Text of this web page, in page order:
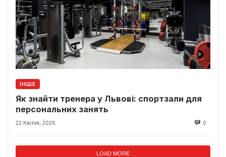
ІНШЕ
Як знайти тренера у Львові: спортзали для
персональних занять
22 Квітня, 2026 0
LOAD MORE